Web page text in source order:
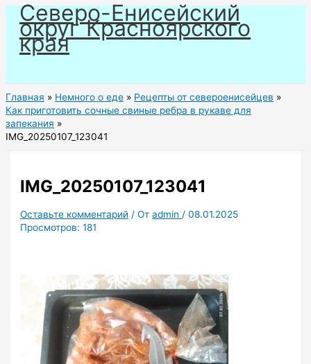
Перейти
содержимому
Северо-Енисейский
округ Красноярского
края
Главная Немного о еде
Рецепты от североенисейцев
Как приготовить сочные свиные ребра в рукаве для
запекания
IMG_20250107_123041
IMG_20250107_123041
Оставьте комментарий / Отadmin /08.01.2025
Просмотров: 181